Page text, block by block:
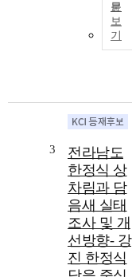
문
보
기
3
전라남도
한정식 상
차림과 담
음새 실태
조사 및 개
선방향- 강
진 한정식